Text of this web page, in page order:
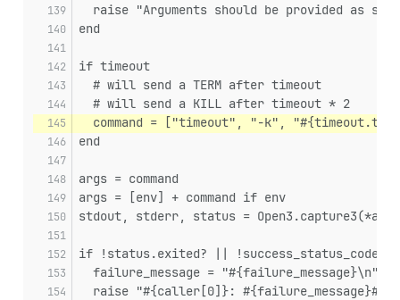
raise "Arguments should be provided as
end
if timeout
  # will send a TERM after timeout
  # will send a KILL after timeout * 2
command = ["timeout", "-k",
end
args = command
args = [env] + command if env
stdout, stderr, status =
if !status.exited? ||
failure_message = "#{failure_message}\n"
raise "#{caller[0]}: